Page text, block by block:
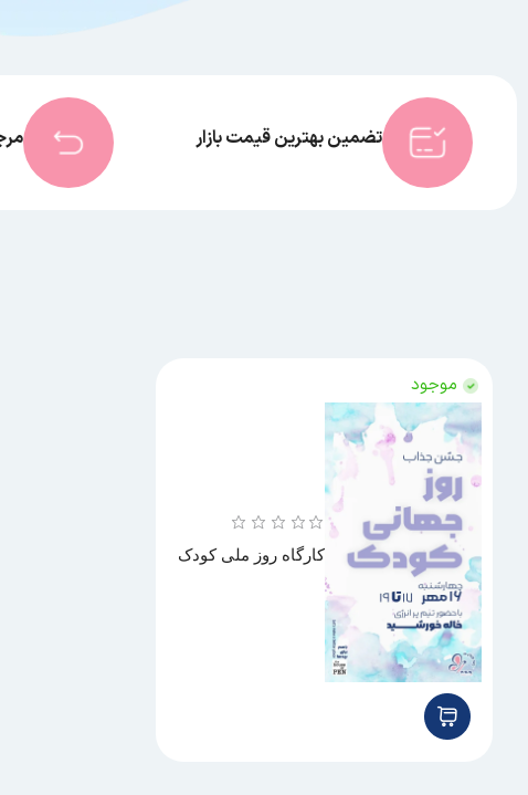
تضمین بهترین قیمت بازار
موجود
کارگاه روز ملی کودک